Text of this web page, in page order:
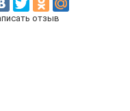
отзыв